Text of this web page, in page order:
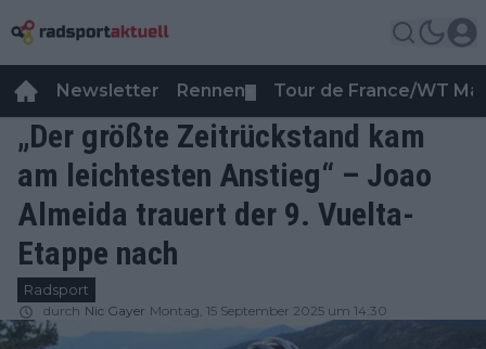
Newsletter Rennen Tour de France/WT
„Der größte Zeitrückstand kam
am leichtesten Anstieg“ – Joao
Almeida trauert der 9. Vuelta-
Etappe nach
Radsport
durch Nic Gayer Montag, 15 September 2025 um 14:30